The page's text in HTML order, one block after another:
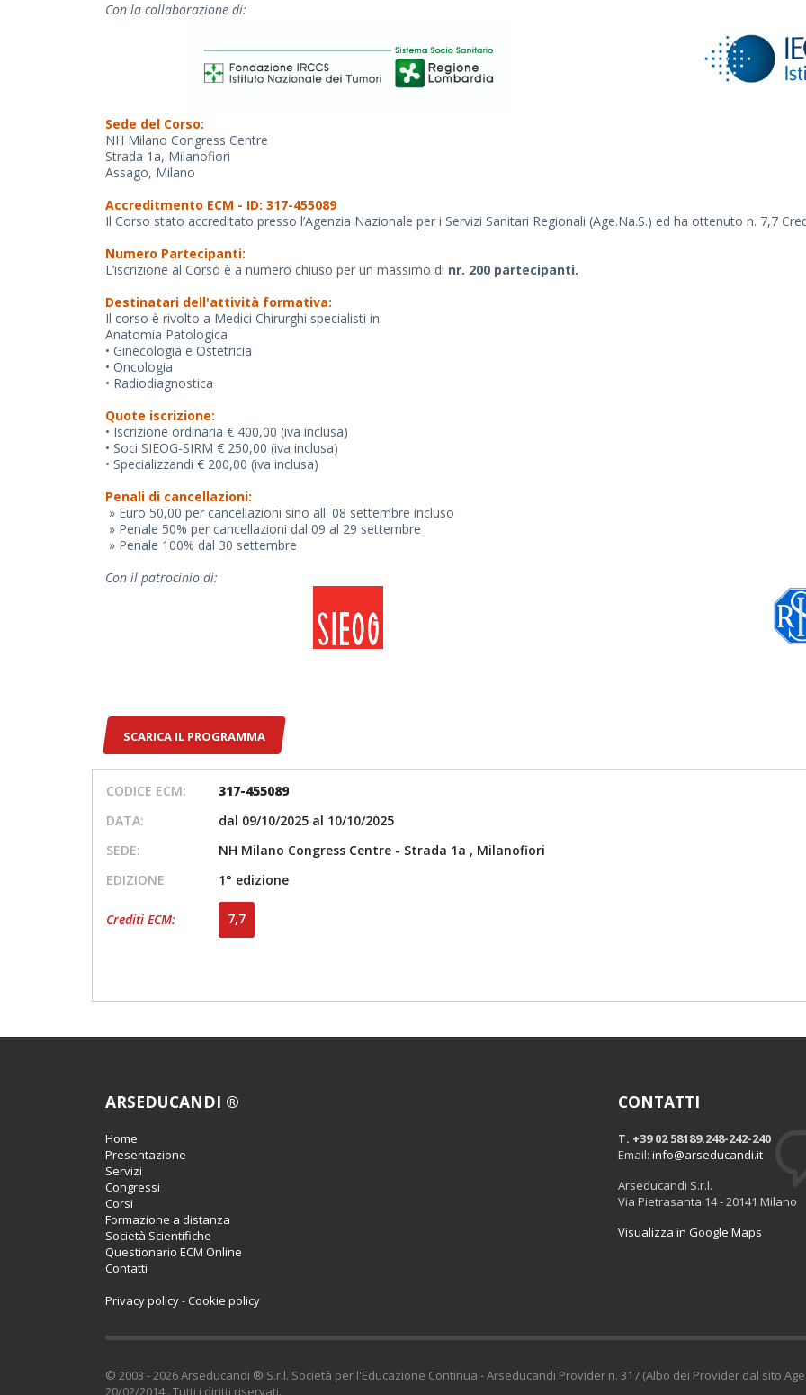
Con la collaborazione di:
Sede del Corso:
NH Milano Congress Centre
Strada 1a, Milanofiori
Assago, Milano
Accreditmento ECM - ID: 317-455089
Il Corso stato accreditato presso l’Agenzia Nazionale per i Servizi Sanitari Regionali (Age.Na.S.) ed ha ottenuto n. 7,7
Numero Partecipanti:
L’iscrizione al Corso è a numero chiuso per un massimo di nr. 200 partecipanti.
Destinatari dell'attività formativa:
Il corso è rivolto a Medici Chirurghi specialisti in:
Anatomia Patologica
• Ginecologia e Ostetricia
• Oncologia
• Radiodiagnostica
Quote iscrizione:
• Iscrizione ordinaria € 400,00 (iva inclusa)
• Soci SIEOG-SIRM € 250,00 (iva inclusa)
• Specializzandi € 200,00 (iva inclusa)
Penali di cancellazioni:
» Euro 50,00 per cancellazioni sino all' 08 settembre incluso
» Penale 50% per cancellazioni dal 09 al 29 settembre
» Penale 100% dal 30 settembre
Con il patrocinio di:
SCARICA IL PROGRAMMA
CODICE ECM:
317-455089
DATA:
dal 09/10/2025 al 10/10/2025
SEDE:
NH Milano Congress Centre - Strada 1a , Milanofiori
EDIZIONE
1° edizione
Crediti ECM: 7,7
ARSEDUCANDI ®
Home
Presentazione
Servizi
Congressi
Corsi
Formazione a distanza
Società Scientifiche
Questionario ECM Online
Contatti
Privacy policy-Cookie policy
CONTATTI
T. +39 02 58189.248-242-240
Email: info@arseducandi.it
Arseducandi S.r.l.
Via Pietrasanta 14 - 20141 Milano
Visualizza in Google Maps
© 2003 - 2026 Arseducandi ® S.r.l. Società per l'Educazione Continua - Arseducandi Provider n. 317 (Albo dei Provider dal sito
20/02/2014 . Tutti i diritti riservati.